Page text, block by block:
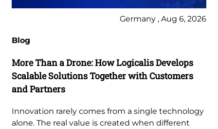
Germany , Aug 6, 2026
Blog
More Than a Drone: How Logicalis Develops
Scalable Solutions Together with Customers
and Partners
Innovation rarely comes from a single technology
alone. The real value is created when different